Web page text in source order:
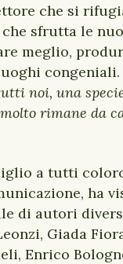
che si
sfrutta le
meglio,
congeniali.
noi, una
rimane da
a tutti
ha
di autori
Giada
Enrico